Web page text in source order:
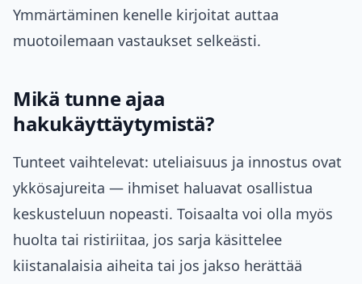
Ymmärtäminen kenelle kirjoitat auttaa
muotoilemaan vastaukset selkeästi.
Mikä tunne ajaa
hakukäyttäytymistä?
Tunteet vaihtelevat: uteliaisuus ja innostus ovat
ykkösajureita — ihmiset haluavat osallistua
keskusteluun nopeasti. Toisaalta voi olla myös
huolta tai ristiriitaa, jos sarja käsittelee
kiistanalaisia aiheita tai jos jakso herättää